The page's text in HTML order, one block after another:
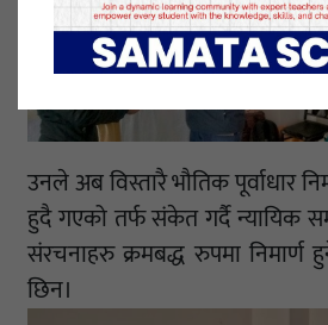
उनले अब विस्तारै भौतिक पूर्वाधार
हुदै गएको तर्फ संकेत गर्दै न्यायिक
संरचनाहरु क्रमबद्ध रुपमा निमार्ण
छिन।